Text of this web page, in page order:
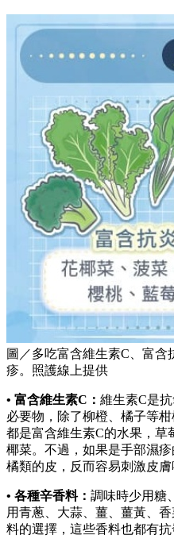
圖／多吃富含維生素C、富
疹。照護線上提供
• 富含維生素C： 維生素C是
必要物，除了柳橙、橘子等
都是富含維生素C的水果，草
椰菜。不過，如果是手部濕
橘類的皮，反而容易刺激皮膚
• 各種辛香料： 調味時少用糖
用青蔥、大蒜、薑、薑黃、
料的選擇，這些香料也都有